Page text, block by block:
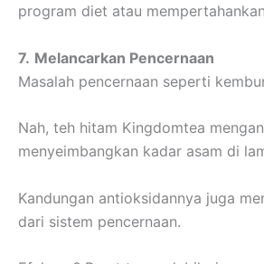
program diet atau
7. Melancarkan Pencernaan
Masalah pencernaan seperti
Nah, teh hitam Kingdomtea
menyeimbangkan kadar asam di
Kandungan antioksidannya juga
dari sistem pencernaan.